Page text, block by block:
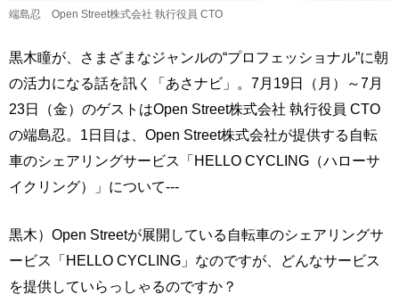
端島忍 Open Street株式会社 執行役員 CTO
黒木瞳が、さまざまなジャンルの“プロフェッショナル”に朝
の活力になる話を訊く「あさナビ」。7月19日（月）～7月
23日（金）のゲストはOpen Street株式会社 執行役員 CTO
の端島忍。1日目は、Open Street株式会社が提供する自転
車のシェアリングサービス「HELLO CYCLING（ハローサ
イクリング）」について---
黒木）Open Streetが展開している自転車のシェアリングサ
ービス「HELLO CYCLING」なのですが、どんなサービス
を提供していらっしゃるのですか？